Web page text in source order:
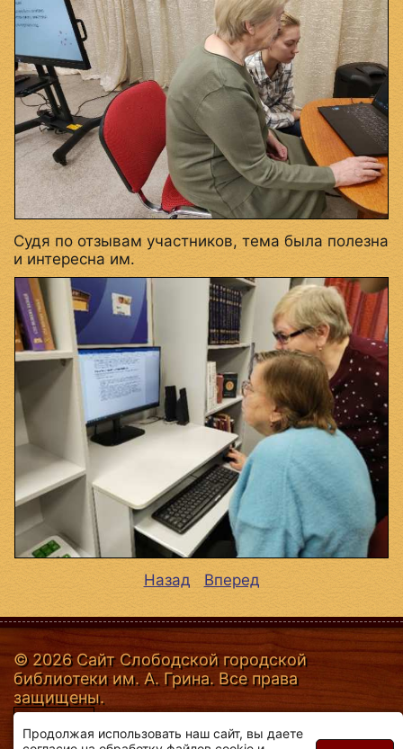
Судя по отзывам участников, тема была полезна
и интересна им.
Назад Вперед
© 2026 Сайт Слободской городской
библиотеки им. А. Грина. Все права
защищены.
Продолжая использовать наш сайт, вы даете